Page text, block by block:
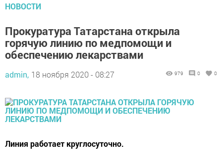
НОВОСТИ
Прокуратура Татарстана открыла
горячую линию по медпомощи и
обеспечению лекарствами
admin, 18 ноября 2020 - 08:27 979 0 0
Линия работает круглосуточно.